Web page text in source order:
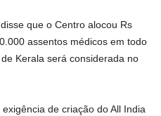
que o Centro alocou Rs
assentos médicos em todo
Kerala será considerada no
de criação do All India